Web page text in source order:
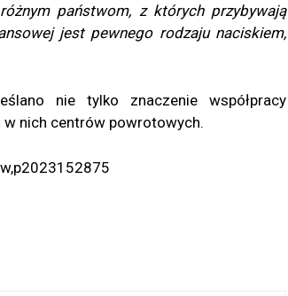
państwom, z których przybywają
jest pewnego rodzaju naciskiem,
nie tylko znaczenie współpracy
nich centrów powrotowych.